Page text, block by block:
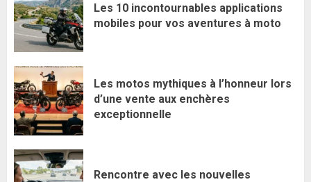
Les 10 incontournables applications
mobiles pour vos aventures à moto
Les motos mythiques à l’honneur lors
d’une vente aux enchères
exceptionnelle
Rencontre avec les nouvelles